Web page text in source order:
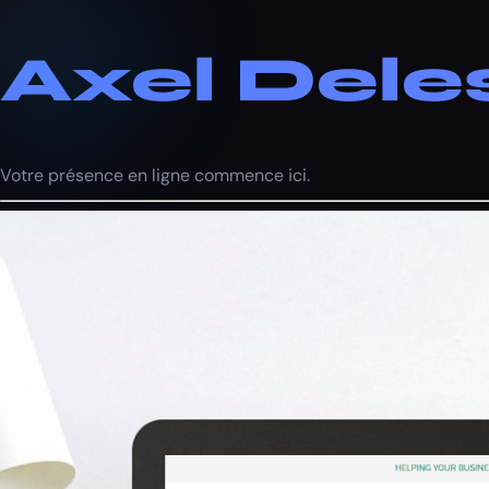
Axel
Votre présence en ligne commence ici.